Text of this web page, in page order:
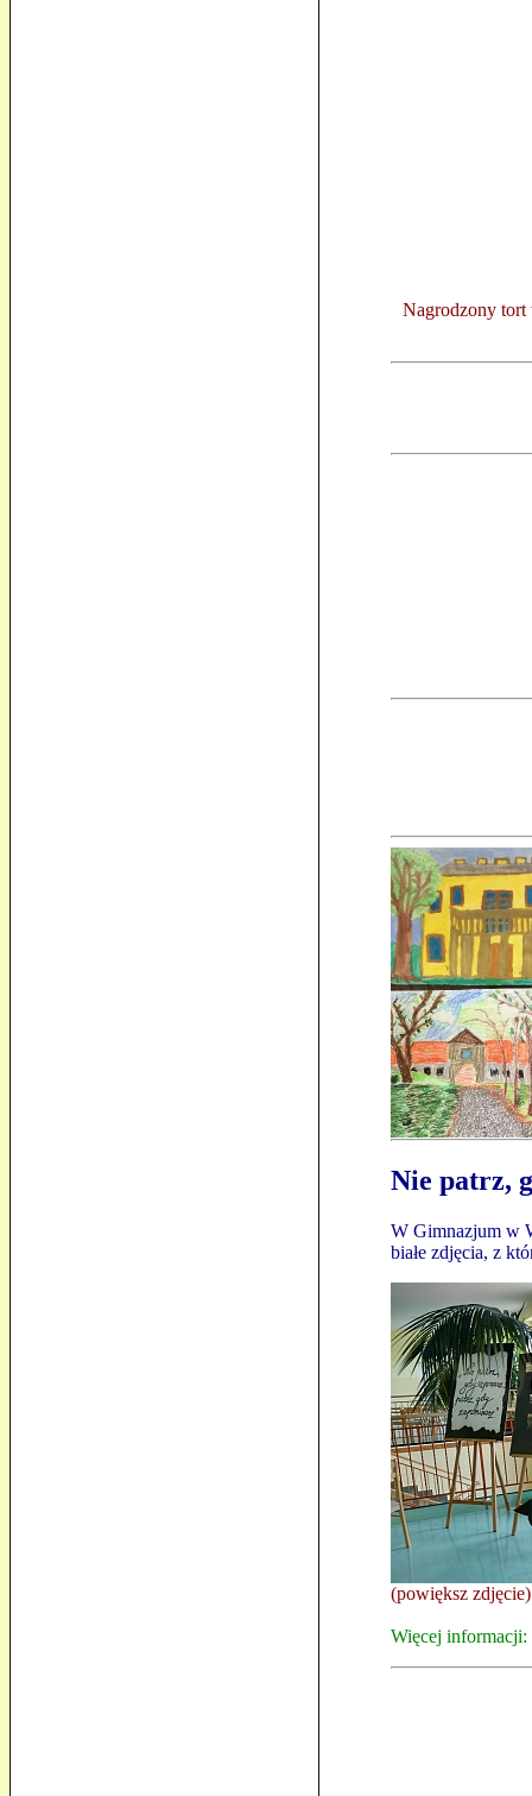
Nagrodzony tort
Nie patrz,
W Gimnazjum w
białe zdjęcia, z
(powiększ zdjęcie)
Więcej